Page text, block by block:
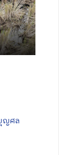
ญศล